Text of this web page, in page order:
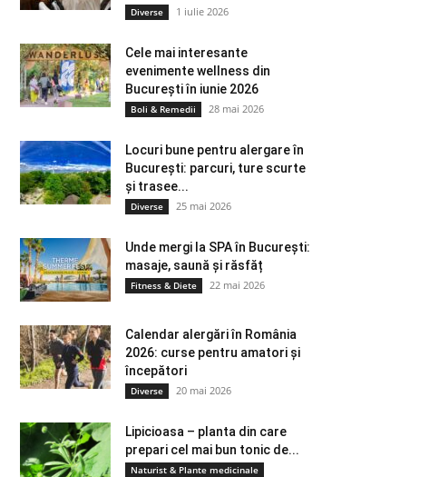
Diverse 1 iulie 2026
Cele mai interesante
evenimente wellness din
București în iunie 2026
Boli & Remedii 28 mai 2026
Locuri bune pentru alergare în
București: parcuri, ture scurte
și trasee...
Diverse 25 mai 2026
Unde mergi la SPA în București:
masaje, saună și răsfăț
Fitness & Diete 22 mai 2026
Calendar alergări în România
2026: curse pentru amatori și
începători
Diverse 20 mai 2026
Lipicioasa – planta din care
prepari cel mai bun tonic de...
Naturist & Plante medicinale